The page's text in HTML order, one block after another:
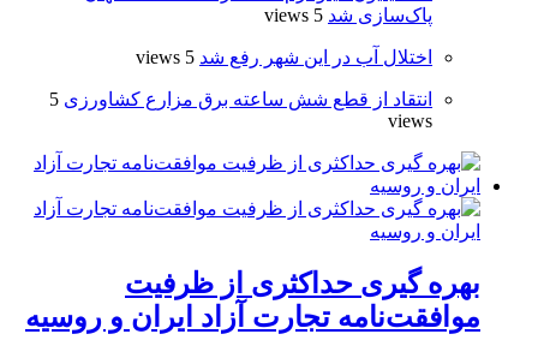
پاک‌سازی شد 5 views
اختلال آب در این شهر رفع شد 5 views
انتقاد از قطع شش ساعته برق مزارع کشاورزی 5
views
بهره گیری حداکثری از ظرفیت
موافقت‌نامه تجارت آزاد ایران و روسیه